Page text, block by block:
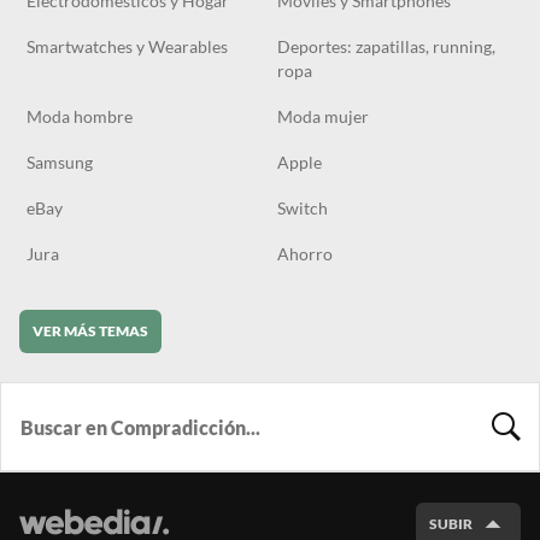
Smartwatches y Wearables
Deportes: zapatillas, running,
ropa
Moda hombre Moda mujer
Samsung Apple
eBay Switch
Jura Ahorro
VER MÁS TEMAS
SUBIR